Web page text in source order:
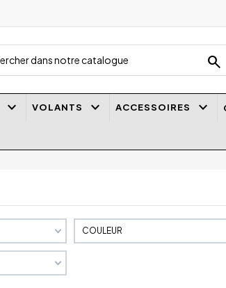
search
keyboard_arrow_down VOLANTS keyboard_arrow_down ACCESSOIRES keyboard_arrow_down
COULEUR